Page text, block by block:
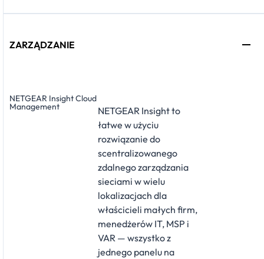
ZARZĄDZANIE
NETGEAR Insight Cloud
Management
NETGEAR Insight to
łatwe w użyciu
rozwiązanie do
scentralizowanego
zdalnego zarządzania
sieciami w wielu
lokalizacjach dla
właścicieli małych firm,
menedżerów IT, MSP i
VAR — wszystko z
jednego panelu na